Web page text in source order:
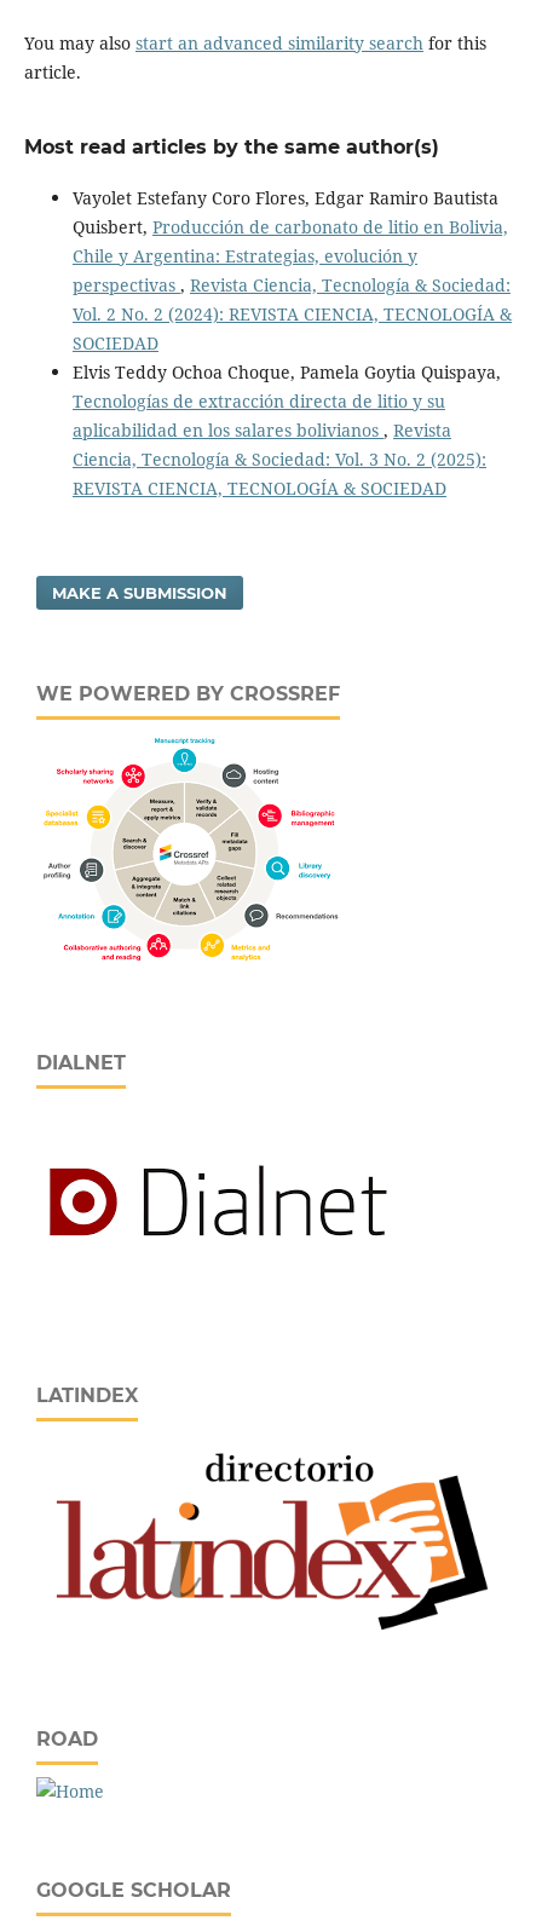
You may also start an advanced similarity searchfor this
article.
Most read articles by the same author(s)
Vayolet Estefany Coro Flores, Edgar Ramiro Bautista
Quisbert, Producción de carbonato de litio en Bolivia,
Chile y Argentina: Estrategias, evolución y
perspectivas , Revista Ciencia, Tecnología & Sociedad:
Vol. 2 No. 2 (2024): REVISTA CIENCIA, TECNOLOGÍA &
SOCIEDAD
Elvis Teddy Ochoa Choque, Pamela Goytia Quispaya,
Tecnologías de extracción directa de litio y su
aplicabilidad en los salares bolivianos , Revista
Ciencia, Tecnología & Sociedad: Vol. 3 No. 2 (2025):
REVISTA CIENCIA, TECNOLOGÍA & SOCIEDAD
MAKE A SUBMISSION
WE POWERED BY CROSSREF
DIALNET
LATINDEX
ROAD
GOOGLE SCHOLAR